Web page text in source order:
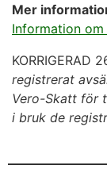
Mer
Information
KORRIGERAD
registrerat
Vero-Skatt för
i bruk de